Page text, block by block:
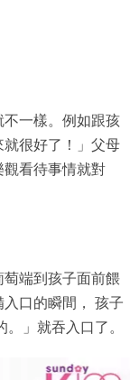
一樣。例如跟孩
很好了！」父母
看待事情就對
端到孩子面前餵
口的瞬間， 孩子
」就吞入口了。